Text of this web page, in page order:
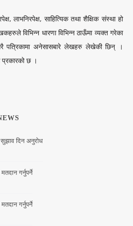
लाभनिरपेक्ष, साहित्यिक तथा शैक्षिक संस्था हो
विभिन्न धारणा विभिन्न ठाऊँमा व्यक्त गरेका
अनेसासबारे लेखहरु लेखेकी छिन् ।
छ ।
दिन अनुरोध
गर्नुपर्ने
गर्नुपर्ने